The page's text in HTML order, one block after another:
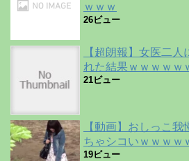
ｗｗｗ
26ビュー
【超朗報】女医二人
れた結果ｗｗｗｗｗ
21ビュー
【動画】おしっこ
ちゃシコいｗｗｗｗ
19ビュー